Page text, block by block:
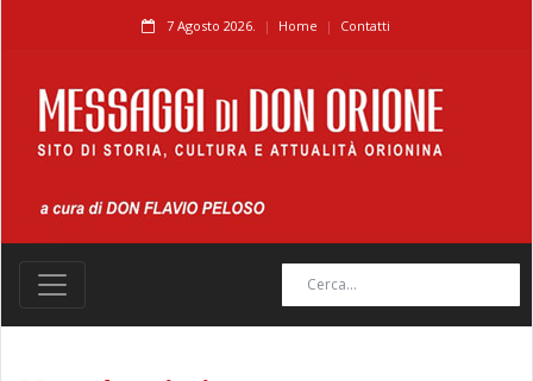
7 Agosto 2026. Home Contatti